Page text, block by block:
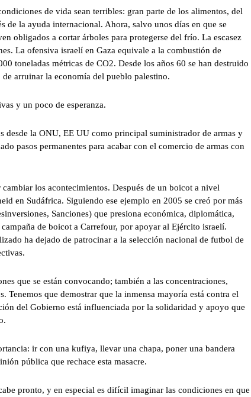
de vida sean terribles: gran parte de los alimentos, del
de la ayuda internacional. Ahora, salvo unos días en que se
obligados a cortar árboles para protegerse del frío. La escasez
La ofensiva israelí en Gaza equivale a la combustión de
toneladas métricas de CO2. Desde los años 60 se han destruido
arruinar la economía del pueblo palestino.
y un poco de esperanza.
desde la ONU, EE UU como principal suministrador de armas y
pasos permanentes para acabar con el comercio de armas con
los acontecimientos. Después de un boicot a nivel
en Sudáfrica. Siguiendo ese ejemplo en 2005 se creó por más
Sanciones) que presiona económica, diplomática,
de boicot a Carrefour, por apoyar al Ejército israelí.
ha dejado de patrocinar a la selección nacional de futbol de
que se están convocando; también a las concentraciones,
Tenemos que demostrar que la inmensa mayoría está contra el
del Gobierno está influenciada por la solidaridad y apoyo que
ir con una kufiya, llevar una chapa, poner una bandera
pública que rechace esta masacre.
pronto, y en especial es difícil imaginar las condiciones en que